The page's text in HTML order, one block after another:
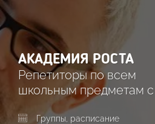
АКАДЕМИЯ РОСТА
Репетиторы по всем
школьным предметам с
Группы, расписание